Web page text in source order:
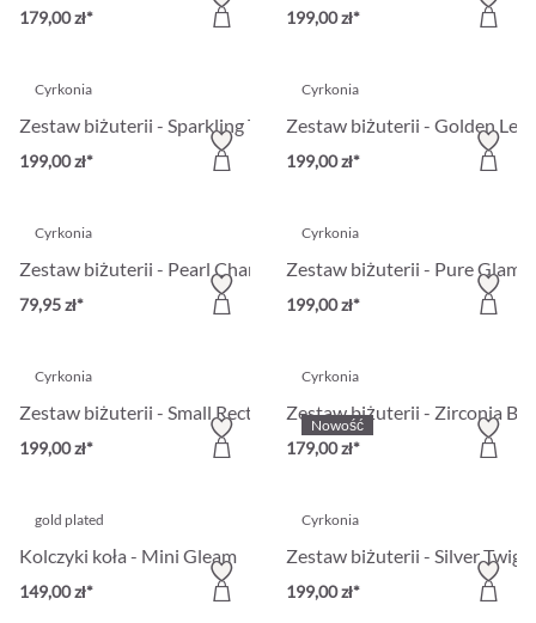
179,00 zł* 199,00 zł*
Cyrkonia
Zestaw biżuterii - Sparkling Tears
199,00 zł*
Cyrkonia
Zestaw biżuterii - Golden
199,00 zł*
Cyrkonia
Zestaw biżuterii - Pearl Charm
79,95 zł*
Cyrkonia
Zestaw biżuterii - Pure
199,00 zł*
Cyrkonia
Zestaw biżuterii - Small Rectangles
199,00 zł*
Nowość
Cyrkonia
Zestaw biżuterii - Zirconia
179,00 zł*
gold plated
Kolczyki koła - Mini Gleam
149,00 zł*
Cyrkonia
Zestaw biżuterii - Silver Twigs
199,00 zł*